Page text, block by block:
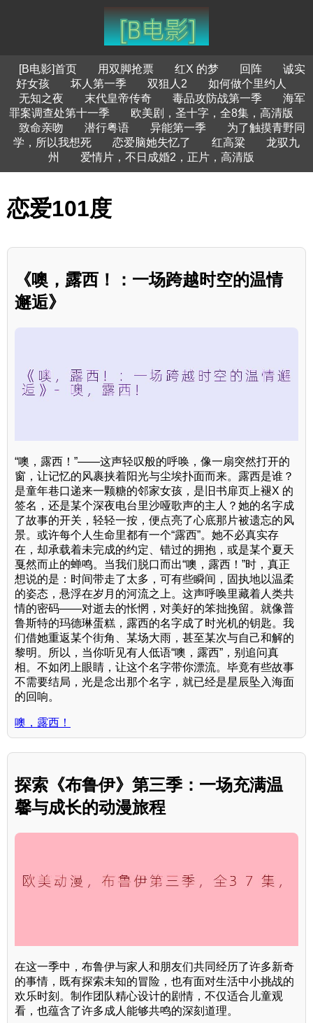
[B电影]首页 用双脚抢票 红X 的梦 回阵
诚实
好女孩
坏人第一季 双狙人2
如何做个里约人
无知之夜
末代皇帝传奇 毒品攻防战第一季
海军
罪案调查处第十一季
欧美剧，圣十字，全8集，高清版
致命亲吻
潜行粤语 异能第一季
为了触摸青野同
学，所以我想死
恋爱脑她失忆了 红高粱
龙驭九
州
爱情片，不日成婚2，正片，高清版
恋爱101度
《噢，露西！：一场跨越时空的温情
邂逅》
“噢，露西！”——这声轻叹般的呼唤，像一扇突然打开的
窗，让记忆的风裹挟着阳光与尘埃扑面而来。露西是谁？
是童年巷口递来一颗糖的邻家女孩，是旧书扉页上褪X 的
签名，还是某个深夜电台里沙哑歌声的主人？她的名字成
了故事的开关，轻轻一按，便点亮了心底那片被遗忘的风
景。或许每个人生命里都有一个“露西”。她不必真实存
在，却承载着未完成的约定、错过的拥抱，或是某个夏天
戛然而止的蝉鸣。当我们脱口而出“噢，露西！”时，真正
想说的是：时间带走了太多，可有些瞬间，固执地以温柔
的姿态，悬浮在岁月的河流之上。这声呼唤里藏着人类共
情的密码——对逝去的怅惘，对美好的笨拙挽留。就像普
鲁斯特的玛德琳蛋糕，露西的名字成了时光机的钥匙。我
们借她重返某个街角、某场大雨，甚至某次与自己和解的
黎明。所以，当你听见有人低语“噢，露西”，别追问真
相。不如闭上眼睛，让这个名字带你漂流。毕竟有些故事
不需要结局，光是念出那个名字，就已经是星辰坠入海面
的回响。
噢，露西！
探索《布鲁伊》第三季：一场充满温
馨与成长的动漫旅程
在这一季中，布鲁伊与家人和朋友们共同经历了许多新奇
的事情，既有探索未知的冒险，也有面对生活中小挑战的
欢乐时刻。制作团队精心设计的剧情，不仅适合儿童观
看，也蕴含了许多成人能够共鸣的深刻道理。